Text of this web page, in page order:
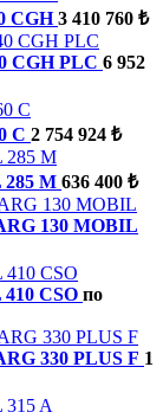
CGH 3 410 760 ₺
CGH PLC 6 952
C 2 754 924 ₺
285 M 636 400 ₺
130 MOBIL
CSO по
330 PLUS F 1